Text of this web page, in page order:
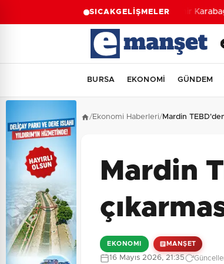
SICAKGELİŞMELERİzmir
BURSA EKONOMİ GÜNDEM
/Ekonomi Haberleri/Mardin
Mardin
EKONOMI MANŞET
16 Mayıs 2026, 21:35